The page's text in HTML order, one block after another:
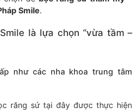
Smile.
là lựa chọn “vừa tầm –
như các nha khoa trung tâm
răng sứ tại đây được thực hiện